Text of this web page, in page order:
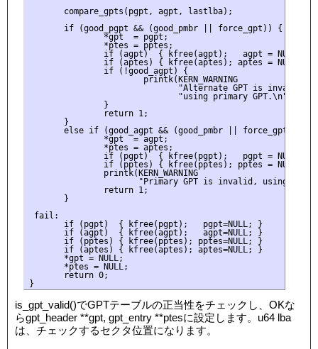
       compare_gpts(pgpt, agpt, lastlba);
       if (good_pgpt && (good_pmbr || force_gpt)) {
               *gpt  = pgpt;
               *ptes = pptes;
               if (agpt)  { kfree(agpt);   agpt = NULL; }
               if (aptes) { kfree(aptes); aptes = NULL; }
               if (!good_agpt) {
                       printk(KERN_WARNING
                              "Alternate GPT is invalid, "
                              "using primary GPT.\n");
               }
               return 1;
       }
       else if (good_agpt && (good_pmbr || force_gpt)) {
               *gpt  = agpt;
               *ptes = aptes;
               if (pgpt)  { kfree(pgpt);   pgpt = NULL; }
               if (pptes) { kfree(pptes); pptes = NULL; }
               printk(KERN_WARNING
"Primary GPT is invalid, using
               return 1;
       }
fail:
       if (pgpt)  { kfree(pgpt);   pgpt=NULL; }
       if (agpt)  { kfree(agpt);   agpt=NULL; }
       if (pptes) { kfree(pptes); pptes=NULL; }
       if (aptes) { kfree(aptes); aptes=NULL; }
       *gpt = NULL;
       *ptes = NULL;
       return 0;
is_gpt_valid()でGPTテーブルの正当性をチェックし、OKな
らgpt_header **gpt, gpt_entry **ptesに設定します。u64 lba
は、チェックするセクタ位置になります。